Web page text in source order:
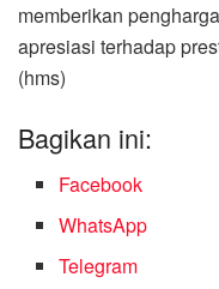
memberikan
apresiasi terhadap
(hms)
Bagikan ini:
Facebook
WhatsApp
Telegram